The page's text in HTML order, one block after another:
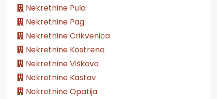
Nekretnine Pula
Nekretnine Pag
Nekretnine Crikvenica
Nekretnine Kostrena
Nekretnine Viškovo
Nekretnine Kastav
Nekretnine Opatija